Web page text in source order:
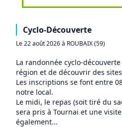
Cyclo-Découverte
Le 22 août 2026 à ROUBAIX (59)
La randonnée cyclo-
région et de découvrir des
Les inscriptions se font entre
notre local.
Le midi, le repas (soit tiré du
sera pris à Tournai et une
également...